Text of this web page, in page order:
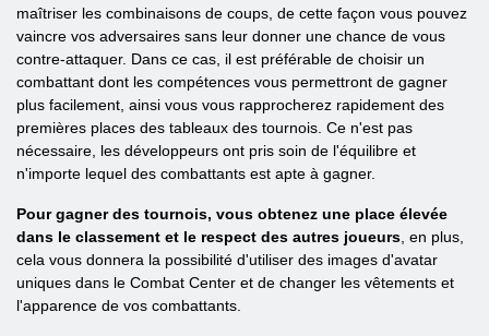
maîtriser les combinaisons de coups, de cette façon vous pouvez
vaincre vos adversaires sans leur donner une chance de vous
contre-attaquer. Dans ce cas, il est préférable de choisir un
combattant dont les compétences vous permettront de gagner
plus facilement, ainsi vous vous rapprocherez rapidement des
premières places des tableaux des tournois. Ce n'est pas
nécessaire, les développeurs ont pris soin de l'équilibre et
n'importe lequel des combattants est apte à gagner.
Pour gagner des tournois, vous obtenez une place élevée
dans le classement et le respect des autres joueurs , en plus,
cela vous donnera la possibilité d'utiliser des images d'avatar
uniques dans le Combat Center et de changer les vêtements et
l'apparence de vos combattants.